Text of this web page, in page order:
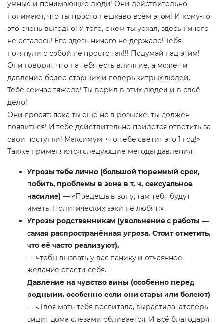
умные и понимающие люди! Они действительно
понимают, что ты просто пешкаво всём этом! И кому-то
это очень выгодно! У того, с кем ты уехал, здесь ничего
не осталось! Его здесь ничего не держало! Тебя
потянули с собой не просто так!!! Подумай над этим!
Они говорят, что на тебя есть влияние, а может и
давление более старших и поверь хитрых людей.
Тебе сейчас тяжело! Ты верил в этих людей и в своё
дело!
Они просят: пока ты ещё не в розыске, ты должен
появиться! И тебе действительно придётся ответить за
свои поступки! Максимум, что тебе светит это 1 год!»
Также применяются следующие методы давления:
Угрозы тебе лично (большой тюремный срок,
побить, проблемы в зоне в т. ч. сексуальное
насилие) — «Поедешь в зону, там тебя будут
иметь. Политических зэки не любят!»
Угрозы родственникам (увольнение с работы —
самая распространённая угроза. Стоит отметить,
что её часто реализуют).
— чтобы вызвать у вас панику и отчаянное
желание спасти себя.
Давление на чувство вины (особенно перед
родными, особенно если они стары или болеют)
— «Твоя мать тебя воспитала, вырастила, атеперь
сидит дома слезами обливается. И всё благодаря